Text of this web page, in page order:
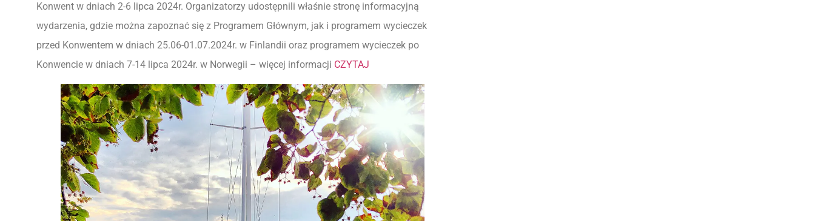
Konwent w dniach 2-6 lipca 2024r. Organizatorzy udostępnili właśnie stronę informacyjną
wydarzenia, gdzie można zapoznać się z Programem Głównym, jak i programem wycieczek
przed Konwentem w dniach 25.06-01.07.2024r. w Finlandii oraz programem wycieczek po
Konwencie w dniach 7-14 lipca 2024r. w Norwegii – więcej informacji CZYTAJ